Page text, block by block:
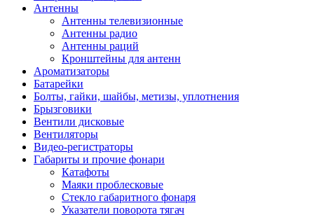
Антенны
Антенны телевизионные
Антенны радио
Антенны раций
Кронштейны для антенн
Ароматизаторы
Батарейки
Болты, гайки, шайбы, метизы, уплотнения
Брызговики
Вентили дисковые
Вентиляторы
Видео-регистраторы
Габариты и прочие фонари
Катафоты
Маяки проблесковые
Стекло габаритного фонаря
Указатели поворота тягач